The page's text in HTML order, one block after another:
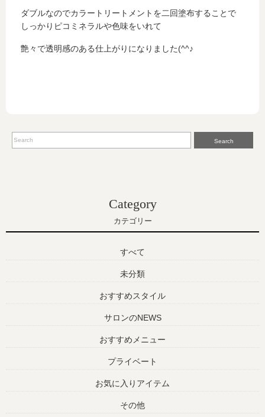
ダブルなのでカラートリートメントを二回塗布することで
しっかりピコミネラルや色味をいれて
艶々で透明感のある仕上がりになりました(^^♪
Search
Category
カテゴリー
すべて
未分類
おすすめスタイル
サロンのNEWS
おすすめメニュー
プライベート
お気に入りアイテム
その他